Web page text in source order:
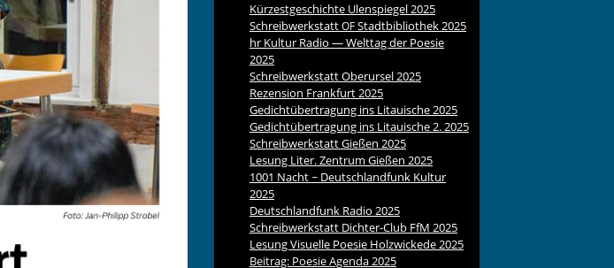
Kürzestgeschichte Ulenspiegel 2025
SchreibwerkstattOFStadtbibliothek 2025
hr Kultur Radio — Welttag der Poesie
2025
Schreibwerkstatt Oberursel 2025
Rezension Frankfurt 2025
Gedichtübertragung ins Litauische 2025
Gedichtübertragung ins Litauische 2. 2025
Schreibwerkstatt Gießen 2025
Lesung Liter. Zentrum Gießen 2025
1001 Nacht ~ Deutschlandfunk Kultur
2025
Deutschlandfunk Radio 2025
Schreibwerkstatt Dichter-Club FfM 2025
Lesung Visuelle Poesie Holzwickede 2025
Beitrag: Poesie Agenda 2025